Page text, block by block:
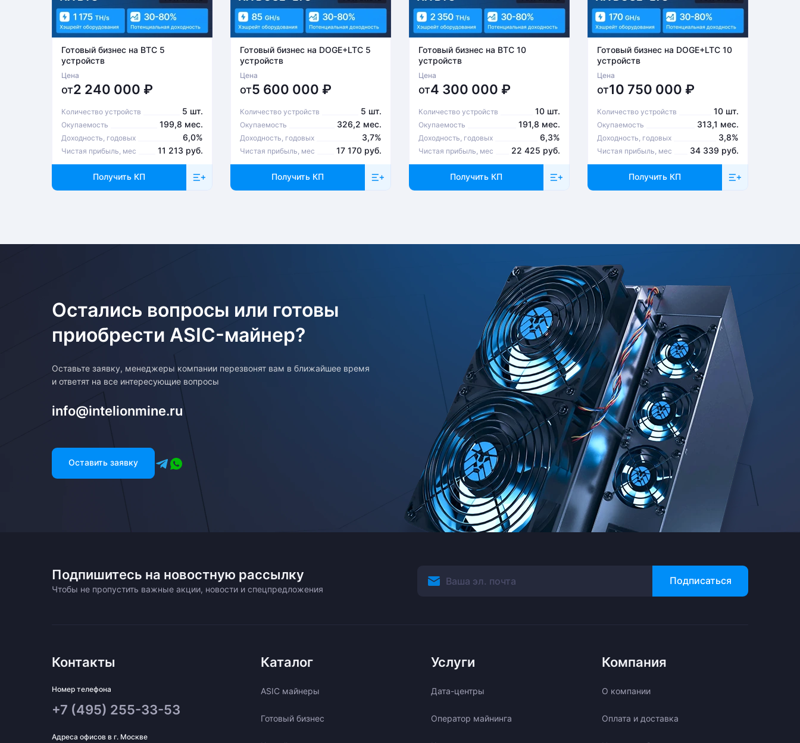
Готовый бизнес на BTC 5
устройств
Цена
от2 240 000 ₽
Количество устройств 5 шт.
Окупаемость 199,8 мес.
Доходность, годовых 6,0%
Чистая прибыль, мес 11 213 руб.
Получить КП
Готовый бизнес на DOGE+LTC 5
устройств
Цена
от5 600 000 ₽
Количество устройств 5 шт.
Окупаемость 326,2 мес.
Доходность, годовых 3,7%
Чистая прибыль, мес 17 170 руб.
Получить КП
Готовый бизнес на BTC 10
устройств
Цена
от4 300 000 ₽
Количество устройств 10 шт.
Окупаемость 191,8 мес.
Доходность, годовых 6,3%
Чистая прибыль, мес 22 425 руб.
Получить КП
Готовый бизнес на DOGE+LTC 10
устройств
Цена
от10 750 000 ₽
Количество устройств 10 шт.
Окупаемость 313,1 мес.
Доходность, годовых 3,8%
Чистая прибыль, мес 34 339 руб.
Получить КП
Остались вопросы или готовы
приобрести ASIC-майнер?
Оставьте заявку, менеджеры компании перезвонят вам в ближайшее время
и ответят на все интересующие вопросы
info@intelionmine.ru
Оставить заявку
Подпишитесь на новостную рассылку
Чтобы не пропустить важные акции, новости и спецпредложения
Подписаться
Контакты
Номер телефона
+7 (495) 255-33-53
Адреса офисов в г. Москве
Каталог
ASIC майнеры
Готовый бизнес
Услуги
Дата-центры
Оператор майнинга
Компания
О компании
Оплата и доставка